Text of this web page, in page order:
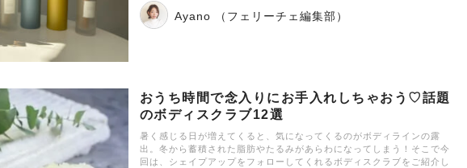
Ayano （フェリーチェ編集部）
おうち時間で念入りにお手入れしちゃおう♡話題
のボディスクラブ12選
暑く感じる日が増えてくると、気になってくるのがボディラインの露
出。冬から蓄積された脂肪やたるみがあらわになってしまう！そこで今
回は、シェイプアップをフォローしてくれるボディスクラブをご紹介し